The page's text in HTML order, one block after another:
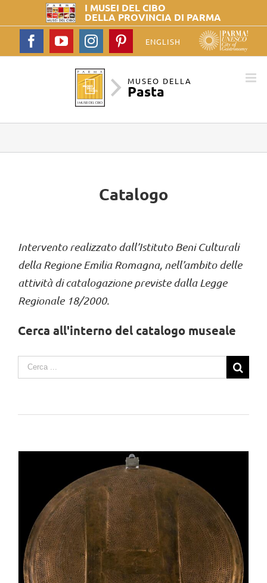
I MUSEI DELCIBO
DELLA PROVINCIA DI PARMA
ENGLISH
FacebookYouTubeInstagramPinterest
MUSEO DELLA
Pasta
Catalogo
Intervento realizzato dall’Istituto Beni Culturali
della Regione Emilia Romagna, nell’ambito delle
attività di catalogazione previste dalla Legge
Regionale 18/2000.
Cerca all'interno del catalogo museale
Search
for: